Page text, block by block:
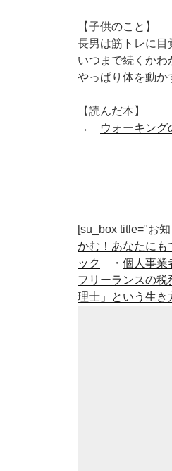
【子供のこと】
長男は筋トレに目
いつまで続くかわ
やっぱり体を動か
【読んだ本】
→
ウォーキン
[su_box title="お
かむ！あなたに
ック
・ 個人事業
フリーランスの税
理士」という生き